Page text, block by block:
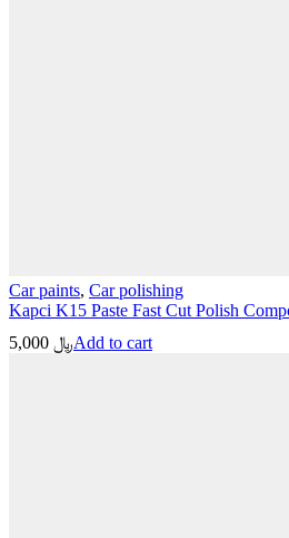
Car paints, Car polishing
Kapci K15 Paste Fast Cut Polish
﷼Add to cart